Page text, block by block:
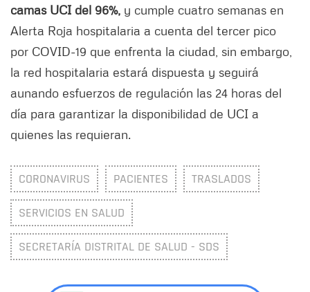
camas UCI del 96%, y cumple cuatro semanas en
Alerta Roja hospitalaria a cuenta del tercer pico
por COVID-19 que enfrenta la ciudad, sin embargo,
la red hospitalaria estará dispuesta y seguirá
aunando esfuerzos de regulación las 24 horas del
día para garantizar la disponibilidad de UCI a
quienes las requieran.
CORONAVIRUS PACIENTES TRASLADOS
SERVICIOS EN SALUD
SECRETARÍA DISTRITAL DE SALUD - SDS